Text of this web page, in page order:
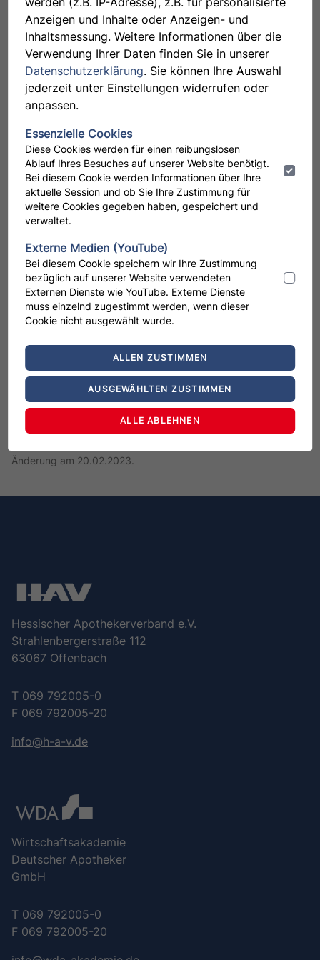
Pharmazeutisch-technische Assistent:innen (PTA) sind
die rechte Hand der Apotheker:innen. Sie beraten
Patient:innen sachkundig und fundiert und stellen nach
Rezepturen unter anderem Zäpfchen, Kapseln und
Salben her. Die schulische Berufsausbildung der
Pharmazeutisch-technischen Assistent:innen dauert
2,5 Jahre und beinhaltet ein sechsmonatiges
Praktikum in einer Apotheke. Am Ende steht die
staatliche Prüfung zum Berufsabschluss PTA.
in den Apothekenteams die Fachkräfte für
Warenwirtschaft, Einkauf und Lagerung von
Arzneimitteln und weiteren Sortimenten. PKA ist ein
staatlich anerkannter Ausbildungsberuf, einen
Zugangsvoraussetzung gibt es nicht. Die Inhalte der
Ausbildung zu Pharmazeutisch-kaufmännischen
Angestellten bauen auf dem Hauptschulabschluss auf.
Änderung am 20.02.2023.
Hessischer Apothekerverband e.V.
Strahlenbergerstraße 112
63067 Offenbach
T 069 792005-0
F 069 792005-20
info@h-a-v.de
Wirtschaftsakademie
Deutscher Apotheker
GmbH
T 069 792005-0
F 069 792005-20
Anzeigen und Inhalte oder Anzeigen- und
Inhaltsmessung. Weitere Informationen über die
Verwendung Ihrer Daten finden Sie in unserer
Datenschutzerklärung. Sie können Ihre Auswahl
jederzeit unter Einstellungen widerrufen oder
anpassen.
Essenzielle Cookies
Diese Cookies werden für einen reibungslosen
Ablauf Ihres Besuches auf unserer Website benötigt.
Bei diesem Cookie werden Informationen über Ihre
aktuelle Session und ob Sie Ihre Zustimmung für
weitere Cookies gegeben haben, gespeichert und
verwaltet.
Externe Medien (YouTube)
Bei diesem Cookie speichern wir Ihre Zustimmung
bezüglich auf unserer Website verwendeten
Externen Dienste wie YouTube. Externe Dienste
muss einzelnd zugestimmt werden, wenn dieser
Cookie nicht ausgewählt wurde.
ALLEN ZUSTIMMEN
AUSGEWÄHLTEN ZUSTIMMEN
ALLE ABLEHNEN